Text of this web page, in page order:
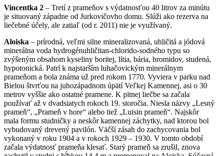
Vincentka 2 – Tretí z prameňov s výdatnosťou 40 litrov za minútu
je situovaný západne od Jurkovičovho domu. Slúži ako rezerva na
liečebné účely, ale zatiaľ (od r. 2011) nie je využívaný.
Aloiska – prírodná, veľmi silne mineralizovaná, uhličitá a jódová
minerálna voda hydrogénuhličitan-chlorido-sodného typu so
zvýšeným obsahom kyseliny boritej, lítia, bária, bromidov, studená,
hypotonická. Patrí k najstarším luhačovickým minerálnym
prameňom a bola známa už pred rokom 1770. Vyviera v parku nad
Bielou štvrťou na juhozápadnom úpätí Veľkej Kamennej, asi o 30
metrov vyššie ako ostatné pramene. K pitnej liečbe sa začala
používať až v dvadsiatych rokoch 19. storočia. Niesla názvy „Lesný
prameň“, „Prameň v hore“ alebo tiež „Luisin prameň“. Najskôr
mala formu studničky a neskôr kamennej záchytky, nad ktorou bol
vybudovaný drevený pavilón. Väčší zásah do zachycovania bol
vykonaný v roku 1904 a v rokoch 1929 – 1930. V tomto období
začala výdatnosť prameňa klesať. Starý prameň sa zrušil, znova